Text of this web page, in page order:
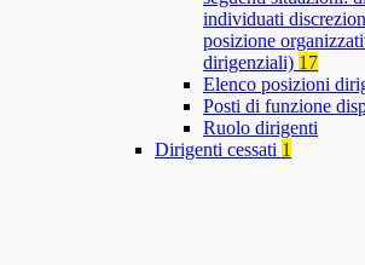
individuati
posizione
dirigenziali) 17
Elenco posizioni
Posti di funzione
Ruolo dirigenti
Dirigenti cessati 1